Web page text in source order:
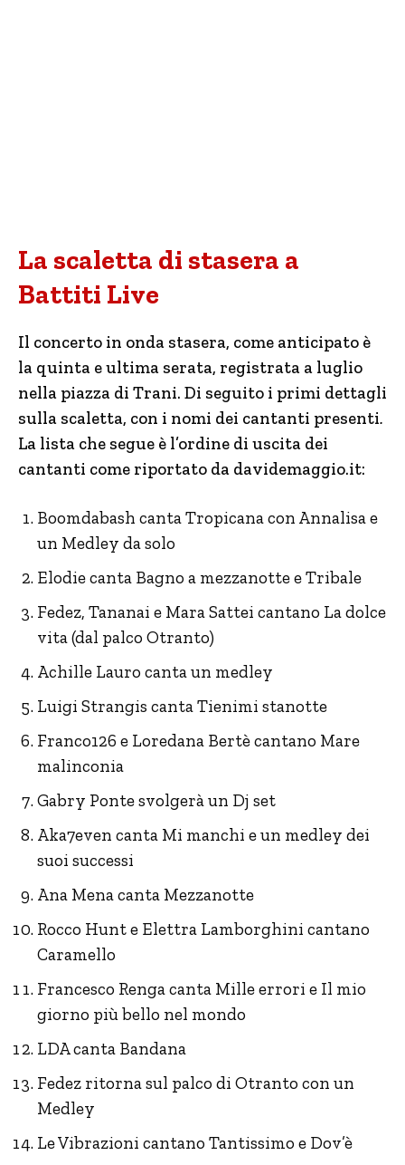
La scaletta di stasera a
Battiti Live
Il concerto in onda stasera, come anticipato è
la quinta e ultima serata, registrata a luglio
nella piazza di Trani. Di seguito i primi dettagli
sulla scaletta, con i nomi dei cantanti presenti.
La lista che segue è l’ordine di uscita dei
cantanti come riportato da davidemaggio.it:
Boomdabash canta Tropicana con Annalisa e
un Medley da solo
Elodie canta Bagno a mezzanotte e Tribale
Fedez, Tananai e Mara Sattei cantano La dolce
vita (dal palco Otranto)
Achille Lauro canta un medley
Luigi Strangis canta Tienimi stanotte
Franco126 e Loredana Bertè cantano Mare
malinconia
Gabry Ponte svolgerà un Dj set
Aka7even canta Mi manchi e un medley dei
suoi successi
Ana Mena canta Mezzanotte
Rocco Hunt e Elettra Lamborghini cantano
Caramello
Francesco Renga canta Mille errori e Il mio
giorno più bello nel mondo
LDA canta Bandana
Fedez ritorna sul palco di Otranto con un
Medley
Le Vibrazioni cantano Tantissimo e Dov’è